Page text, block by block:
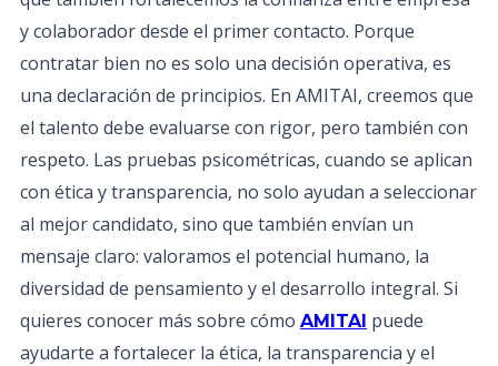
y colaborador desde el primer contacto. Porque
contratar bien no es solo una decisión operativa, es
una declaración de principios. En AMITAI, creemos que
el talento debe evaluarse con rigor, pero también con
respeto. Las pruebas psicométricas, cuando se aplican
con ética y transparencia, no solo ayudan a seleccionar
al mejor candidato, sino que también envían un
mensaje claro: valoramos el potencial humano, la
diversidad de pensamiento y el desarrollo integral. Si
quieres conocer más sobre cómo AMITAI puede
ayudarte a fortalecer la ética, la transparencia y el